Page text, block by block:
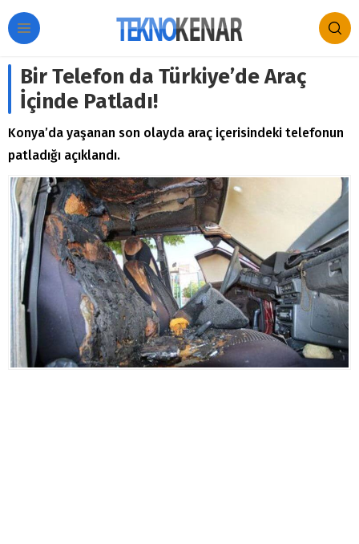
Bir Telefon da Türkiye’de Araç
İçinde Patladı!
Konya’da yaşanan son olayda araç içerisindeki telefonun
patladığı açıklandı.